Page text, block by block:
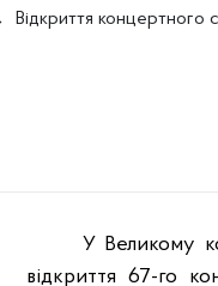
Відкриття концертного
У Великому
відкриття 67-го